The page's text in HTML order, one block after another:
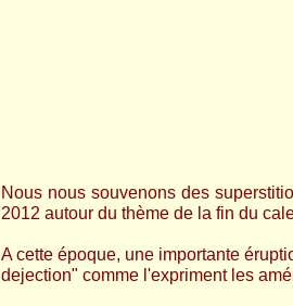
Nous nous souvenons des
2012 autour du thème de la fin du
A cette époque, une importante
dejection" comme l'expriment les